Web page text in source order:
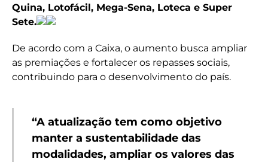
Quina, Lotofácil, Mega-Sena, Loteca e Super
Sete.
De acordo com a Caixa, o aumento busca ampliar
as premiações e fortalecer os repasses sociais,
contribuindo para o desenvolvimento do país.
“A atualização tem como objetivo
manter a sustentabilidade das
modalidades, ampliar os valores das